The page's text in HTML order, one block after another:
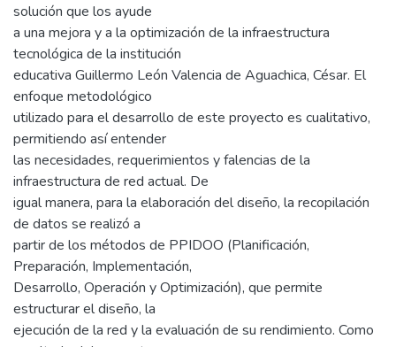
solución que los ayude
a una mejora y a la optimización de la infraestructura
tecnológica de la institución
educativa Guillermo León Valencia de Aguachica, César. El
enfoque metodológico
utilizado para el desarrollo de este proyecto es cualitativo,
permitiendo así entender
las necesidades, requerimientos y falencias de la
infraestructura de red actual. De
igual manera, para la elaboración del diseño, la recopilación
de datos se realizó a
partir de los métodos de PPIDOO (Planificación,
Preparación, Implementación,
Desarrollo, Operación y Optimización), que permite
estructurar el diseño, la
ejecución de la red y la evaluación de su rendimiento. Como